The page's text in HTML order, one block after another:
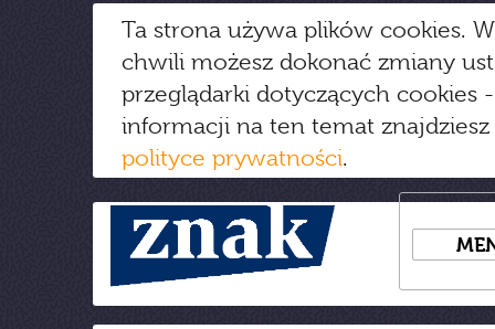
Ta strona używa plików cookies.
chwili możesz dokonać zmiany
przeglądarki dotyczących cookies
informacji na ten temat
polityce prywatności.